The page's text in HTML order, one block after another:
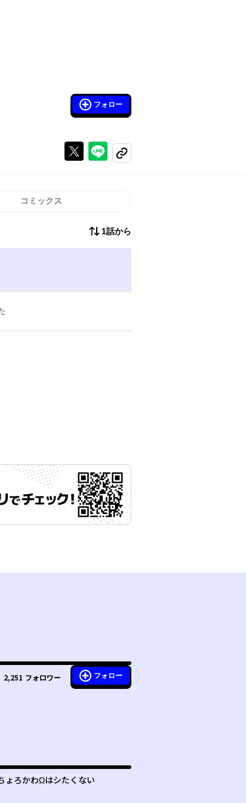
フォロー
Xで投稿するラインでシェアする
コピーする
コミックス
1話から
時00分
2,251 フォロワー フォロー
ょろかわΩはシたくない